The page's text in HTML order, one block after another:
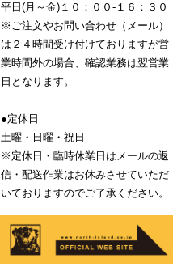
平日(月～金)１０：００-１６：３０
※ご注文やお問い合わせ（メール）
は２４時間受け付けておりますが営
業時間外の場合、確認業務は翌営業
日となります。
●定休日
土曜・日曜・祝日
※定休日・臨時休業日はメールの返
信・配送作業はお休みさせていただ
いておりますのでご了承ください。